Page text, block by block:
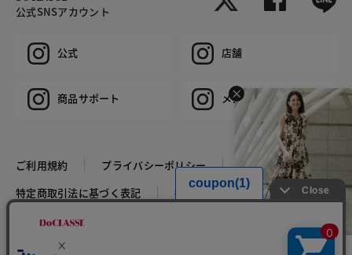
HIT ITEM - DRESS
公式SNSアカウント
公式 店舗
商品サポート メンズ
ご利用規約
プライバシーポリシー
特定商取引法に基づく表記
推奨環境 企業情報
COPYRIGHT © DoCLASSE ALL RIGHTS RESERVED.